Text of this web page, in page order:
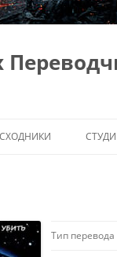
Тип перевода